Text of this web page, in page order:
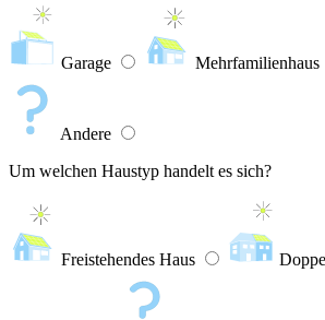
Garage Mehrfamilienhaus
Andere
Um welchen Haustyp handelt es sich?
Freistehendes Haus